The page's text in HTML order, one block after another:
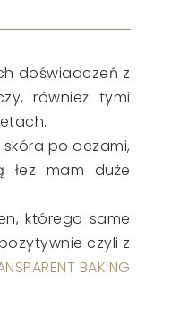
doświadczeń z
również tymi
po oczami,
łez mam duże
którego same
czyli z
BAKING